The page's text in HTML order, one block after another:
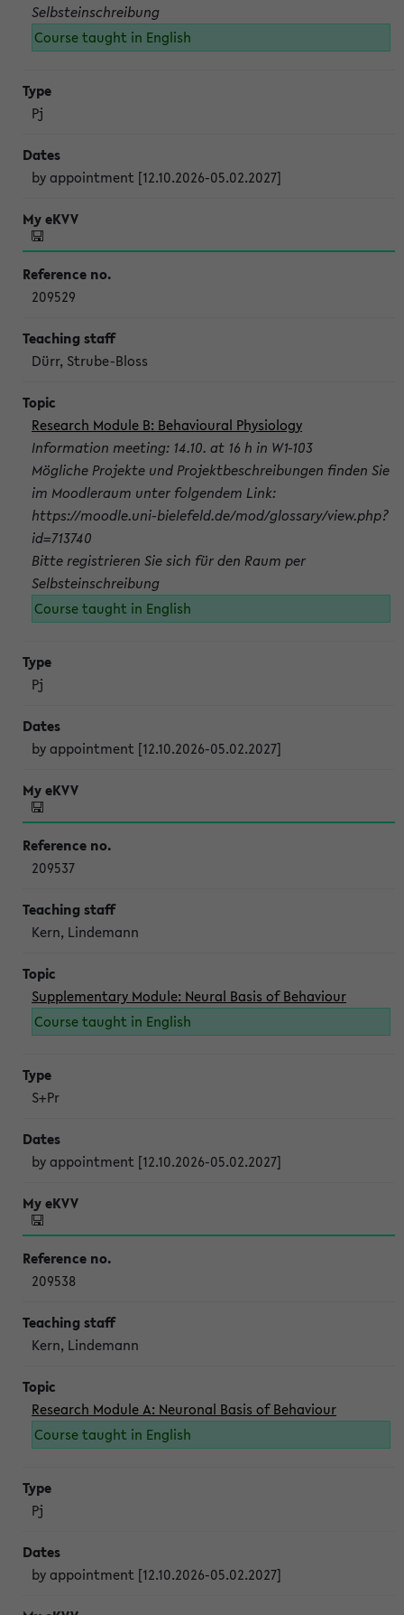
Selbsteinschreibung
Course taught in English
Pj
by appointment [12.10.2026-05.02.2027]
209529
Dürr, Strube-Bloss
Research Module B: Behavioural Physiology
Information meeting: 14.10. at 16 h in W1-103
Mögliche Projekte und Projektbeschreibungen finden Sie
im Moodleraum unter folgendem Link:
https://moodle.uni-bielefeld.de/mod/glossary/view.php?
id=713740
Bitte registrieren Sie sich für den Raum per
Selbsteinschreibung
Course taught in English
Pj
by appointment [12.10.2026-05.02.2027]
209537
Kern, Lindemann
Supplementary Module: Neural Basis of Behaviour
Course taught in English
S+Pr
by appointment [12.10.2026-05.02.2027]
209538
Kern, Lindemann
Research Module A: Neuronal Basis of Behaviour
Course taught in English
Pj
by appointment [12.10.2026-05.02.2027]